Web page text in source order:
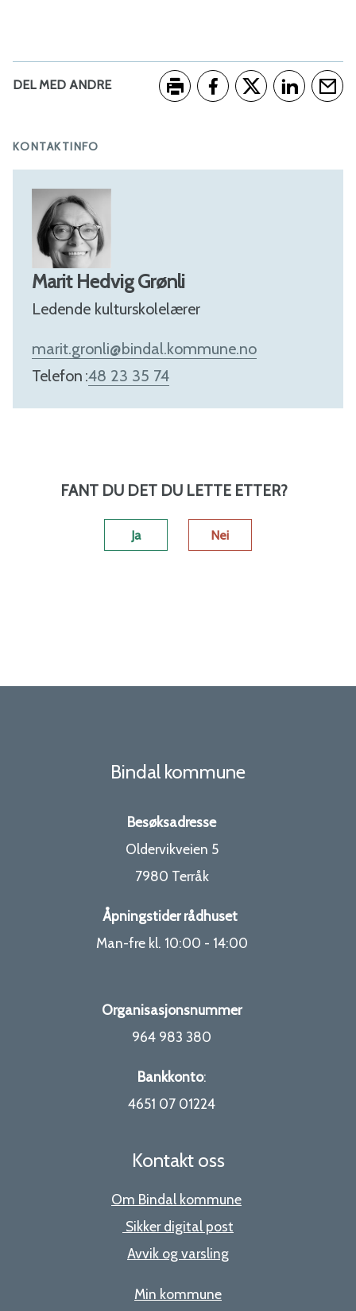
DEL MED ANDRE
KONTAKTINFO
Marit Hedvig Grønli
Ledende kulturskolelærer
marit.gronli@bindal.kommune.no
Telefon48 23 35 74
FANT DU DET DU LETTE ETTER?
Ja Nei
Bindal kommune
Besøksadresse
Oldervikveien 5
7980 Terråk
Åpningstider rådhuset
Man-fre kl. 10:00 - 14:00
Organisasjonsnummer
964 983 380
Bankkonto:
4651 07 01224
Kontakt oss
Om Bindal kommune
Sikker digital post
Avvik og varsling
Min kommune